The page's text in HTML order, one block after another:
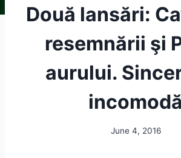
Două lansări:
resemnării şi
aurului.
incomodă
June 4, 2016